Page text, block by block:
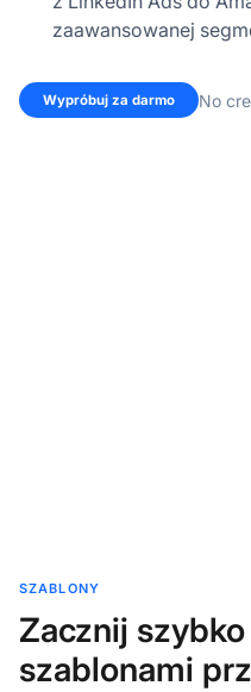
zaawansowanej
Wypróbuj za darmo No
SZABLONY
Zacznij
szablonami